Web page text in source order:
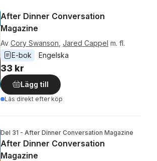
After Dinner Conversation
Magazine
Av Cory Swanson Jared Cappel m. fl.
E-bok
Engelska
33 kr
Lägg till
Läs direkt efter köp
Del 31 - After Dinner Conversation Magazine
After Dinner Conversation
Magazine